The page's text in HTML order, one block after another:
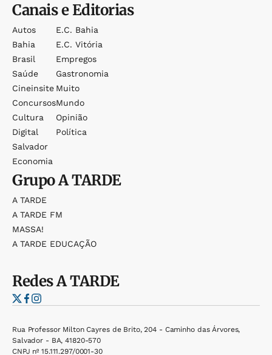
Canais e Editorias
Autos
Bahia
Brasil
Saúde
Cineinsite
Concursos
Cultura
Digital
Salvador
Economia
E.c. Bahia
E.c. Vitória
Empregos
Gastronomia
Muito
Mundo
Opinião
Política
GrupoA TARDE
A TARDE
A TARDE FM
MASSA!
A TARDE EDUCAÇÃO
RedesA TARDE
Rua Professor Milton Cayres de Brito, 204 - Caminho das Árvores,
Salvador - BA, 41820-570
CNPJ nº 15.111.297/0001-30